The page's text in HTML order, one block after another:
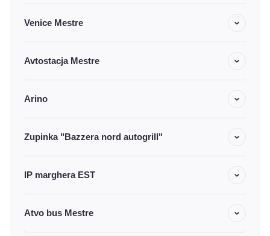
Venice Mestre
Avtostacja Mestre
Arino
Zupinka "Bazzera nord autogrill"
IP marghera EST
Atvo bus Mestre